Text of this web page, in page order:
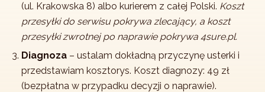
(ul. Krakowska 8) albo kurierem z całej Polski. Koszt
przesyłki do serwisu pokrywa zlecający, a koszt
przesyłki zwrotnej po naprawie pokrywa 4sure.pl.
Diagnoza – ustalam dokładną przyczynę usterki i
przedstawiam kosztorys. Koszt diagnozy: 49 zł
(bezpłatna w przypadku decyzji o naprawie).